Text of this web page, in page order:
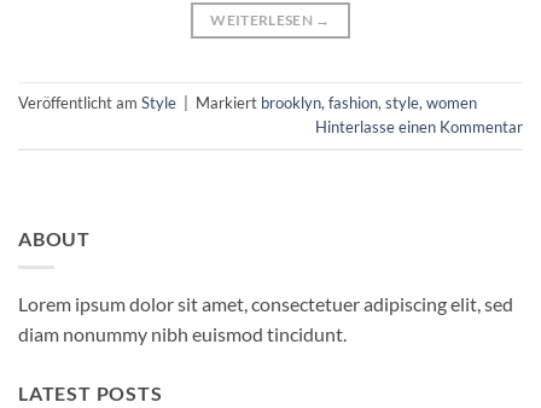
WEITERLESEN →
Veröffentlicht am Style Markiert brooklyn, fashion, style, women
Hinterlasse einen Kommentar
ABOUT
Lorem ipsum dolor sit amet, consectetuer adipiscing elit, sed
diam nonummy nibh euismod tincidunt.
LATEST POSTS